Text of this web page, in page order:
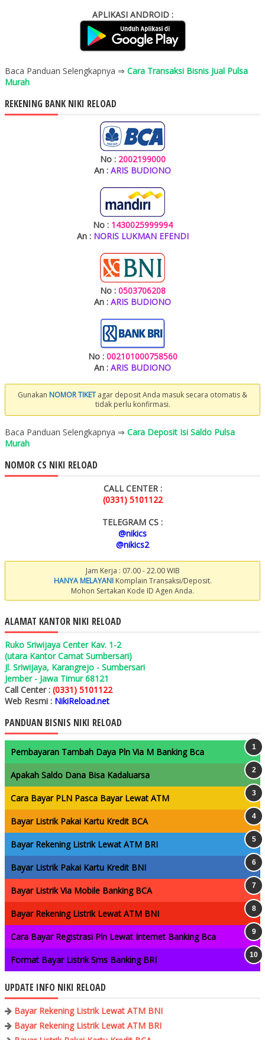
APLIKASI ANDROID :
Baca Panduan Selengkapnya ⇒ Cara Transaksi Bisnis Jual Pulsa
Murah
REKENING BANK NIKI RELOAD
No : 2002199000
An : ARIS BUDIONO
No : 1430025999994
An : NORIS LUKMAN EFENDI
No : 0503706208
An : ARIS BUDIONO
No : 002101000758560
An : ARIS BUDIONO
Gunakan NOMOR TIKET agar deposit Anda masuk secara otomatis &
tidak perlu konfirmasi.
Baca Panduan Selengkapnya ⇒ Cara Deposit Isi Saldo Pulsa
Murah
NOMOR CS NIKI RELOAD
CALL CENTER :
(0331) 5101122
TELEGRAM CS :
@nikics
@nikics2
Jam Kerja : 07.00 - 22.00 WIB
HANYA MELAYANIKomplain Transaksi/Deposit.
Mohon Sertakan Kode ID Agen Anda.
ALAMAT KANTOR NIKI RELOAD
Ruko Sriwijaya Center Kav. 1-2
(utara Kantor Camat Sumbersari)
Jl. Sriwijaya, Karangrejo - Sumbersari
Jember - Jawa Timur 68121
Call Center : (0331) 5101122
Web Resmi : NikiReload.net
PANDUAN BISNIS NIKI RELOAD
Pembayaran Tambah Daya Pln Via M Banking Bca
Apakah Saldo Dana Bisa Kadaluarsa
Cara Bayar PLN Pasca Bayar Lewat ATM
Bayar Listrik Pakai Kartu Kredit BCA
Bayar Rekening Listrik Lewat ATM BRI
Bayar Listrik Pakai Kartu Kredit BNI
Bayar Listrik Via Mobile Banking BCA
Bayar Rekening Listrik Lewat ATM BNI
Cara Bayar Registrasi Pln Lewat Internet Banking Bca
Format Bayar Listrik Sms Banking BRI
UPDATE INFO NIKI RELOAD
Bayar Rekening Listrik Lewat ATM BNI
Bayar Rekening Listrik Lewat ATM BRI